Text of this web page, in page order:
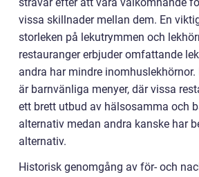
strävar efter att vara välkomnande
vissa skillnader mellan dem. En
storleken på lekutrymmen och
restauranger erbjuder omfattande
andra har mindre
är barnvänliga menyer, där vissa
ett brett utbud av hälsosamma och
alternativ medan andra kanske har
alternativ.
Historisk genomgång av för- och